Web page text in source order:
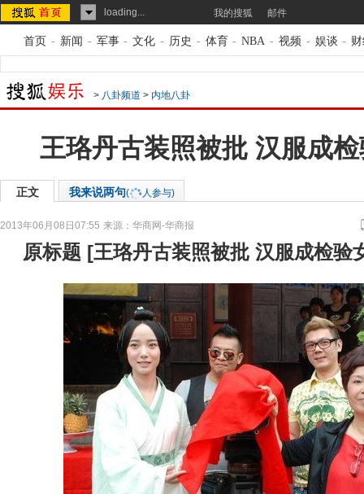
loading... 我的搜狐 邮件
首页 - 新闻 - 军事 - 文化 - 历史 - 体育 - NBA - 视频 - 娱谈 -
> 八卦频道 > 内地八卦
王珞丹古装照被批 汉服成
正文 我来说两句( 人参与)
2013年06月08日07:55 来源： 华商网-华商报
原标题 [王珞丹古装照被批 汉服成检验